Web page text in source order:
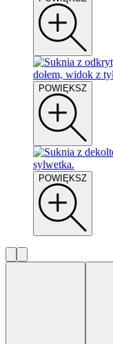
POWIĘKSZ
POWIĘKSZ